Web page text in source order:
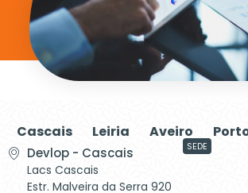
Cascais Leiria Aveiro
Devlop - Cascais
Lacs Cascais
Estr. Malveira da Serra 920
SEDE